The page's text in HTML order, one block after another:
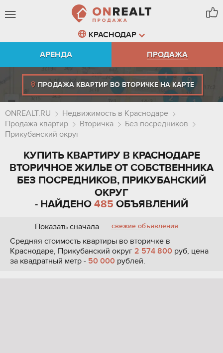
КРАСНОДАР
АРЕНДА
ПРОДАЖА
ПРОДАЖА КВАРТИР ВО ВТОРИЧКЕ НА КАРТЕ
ONREALT.RU
Недвижимость в Краснодаре
Продажа квартир
Вторичка
Без посредников
Прикубанский округ
КУПИТЬ КВАРТИРУ В КРАСНОДАРЕ
ВТОРИЧНОЕ ЖИЛЬЕ ОТ СОБСТВЕННИКА
БЕЗ ПОСРЕДНИКОВ, ПРИКУБАНСКИЙ
ОКРУГ
- НАЙДЕНО 485 ОБЪЯВЛЕНИЙ
Показать сначала свежие объявления
Средняя стоимость квартиры во вторичке в
Краснодаре, Прикубанский округ 2 574 800 руб, цена
за квадратный метр - 50 000 рублей.